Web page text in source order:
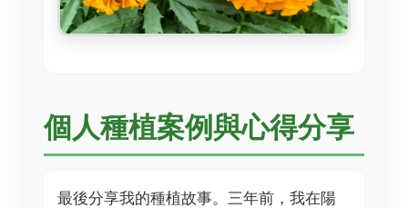
個人種植案例與心得分享
最後分享我的種植故事。三年前，我在陽